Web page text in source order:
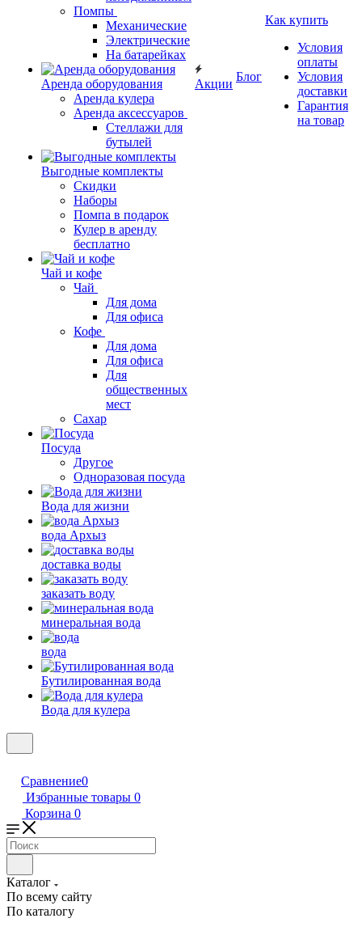
Помпы
Механические
Электрические
На батарейках
Аренда оборудования
Аренда кулера
Аренда аксессуаров
Стеллажи для
бутылей
Выгодные комплекты
Скидки
Наборы
Помпа в подарок
Кулер в аренду
бесплатно
Чай и кофе
Чай
Для дома
Для офиса
Кофе
Для дома
Для офиса
Для
общественных
мест
Сахар
Посуда
Другое
Одноразовая посуда
Вода для жизни
вода Архыз
доставка воды
заказать воду
минеральная вода
вода
Бутилированная вода
Вода для кулера
Акции
Блог
Как купить
Условия
оплаты
Условия
доставки
Гарантия
на товар
Сравнение0
Избранные товары 0
Корзина 0
Каталог
По всему сайту
По каталогу